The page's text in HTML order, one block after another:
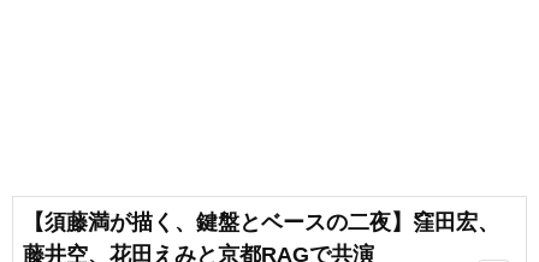
【須藤満が描く、鍵盤とベースの二夜】窪田宏、
藤井空、花田えみと京都RAGで共演